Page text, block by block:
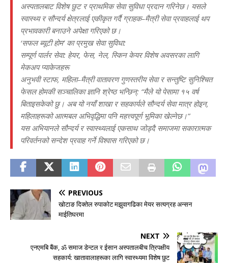
अस्पतालबाट विशेष छुट र प्राथमिक सेवा सुविधा प्रदान गरिनेछ। यसले
स्वास्थ्य र सौन्दर्य क्षेत्रलाई एकीकृत गर्दै ग्राहक–मैत्री सेवा प्रवाहलाई थप
प्रभावकारी बनाउने अपेक्षा गरिएको छ।
‘सफल ब्यूटी होम’ का प्रमुख सेवा सुविधा:
सम्पूर्ण पार्लर सेवा: हेयर, फेस, नेल, स्किन केयर विशेष अवसरका लागि
मेकअप प्याकेजहरू
अनुभवी स्टाफ, महिला–मैत्री वातावरण गुणस्तरीय सेवा र सन्तुष्टि सुनिश्चित
फेसल होमकी सञ्चालिका ज्ञानि श्रेष्ठ भन्छिन्: “मैले यो पेसामा १५ वर्ष
बिताइसकेको छु। अब यो नयाँ शाखा र सहकार्यले सौन्दर्य सेवा मात्र होइन,
महिलाहरूको आत्मबल अभिवृद्धिमा पनि महत्त्वपूर्ण भूमिका खेल्नेछ।”
यस अभियानले सौन्दर्य र स्वास्थ्यलाई एकसाथ जोड्दै समाजमा सकारात्मक
परिवर्तनको सन्देश प्रवाह गर्ने विश्वास गरिएको छ।
PREVIOUS
खोटाङ दिक्तेल रुपाकोट मझुवागढिका मेयर सत्यग्रह अन्सन
माईतिघरमा
NEXT
एनएमबि बैंक, ॐ समाज डेन्टल र ईसान अस्पतालबीच त्रिपक्षीय
सहकार्य: खातावालाहरूका लागि स्वास्थ्यमा विशेष छुट